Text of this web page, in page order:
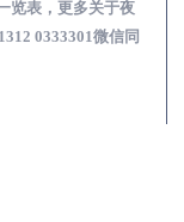
览表，更多关于夜
0333301微信同